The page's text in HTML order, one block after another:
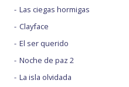
Las ciegas hormigas
Clayface
El ser querido
Noche de paz 2
La isla olvidada